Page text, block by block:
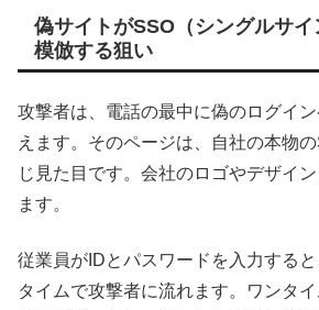
偽サイトがSSO（シングルサ
模倣する狙い
攻撃者は、電話の最中に偽のログイ
えます。そのページは、自社の本物
じ見た目です。会社のロゴやデザイ
ます。
従業員がIDとパスワードを入力する
タイムで攻撃者に流れます。ワンタ